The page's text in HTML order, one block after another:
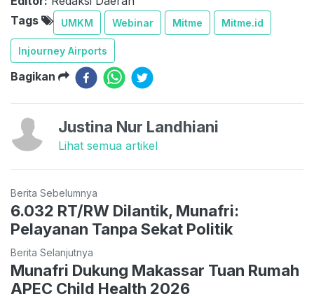
Tags
UMKM Webinar Mitme Mitme.id
Injourney Airports
Bagikan
Justina Nur Landhiani
Lihat semua artikel
Berita Sebelumnya
6.032 RT/RW Dilantik, Munafri:
Pelayanan Tanpa Sekat Politik
Berita Selanjutnya
Munafri Dukung Makassar Tuan Rumah
APEC Child Health 2026